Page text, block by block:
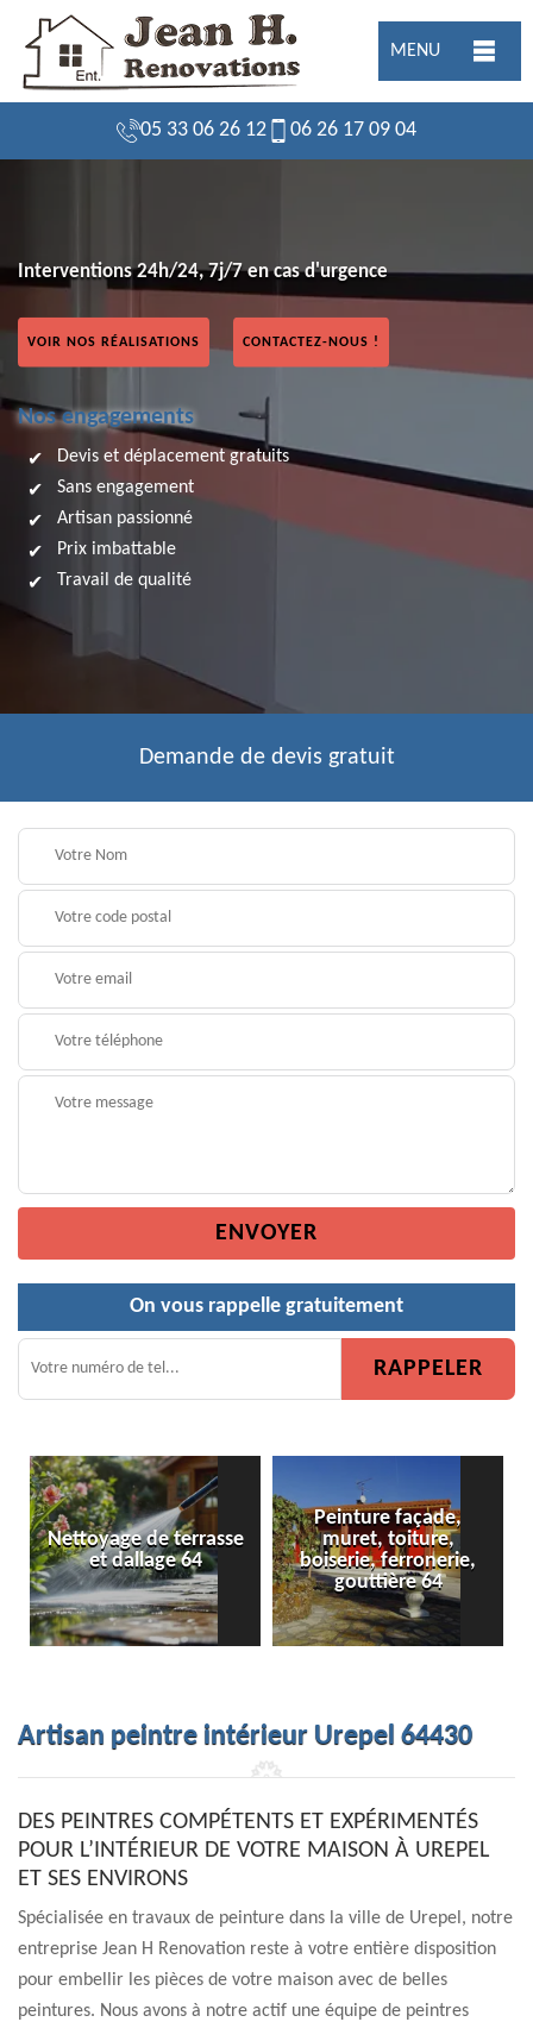
MENU
05 33 06 26 12 06 26 17 09 04
Interventions 24h/24, 7j/7 en cas d'urgence
VOIR NOS RÉALISATIONS CONTACTEZ-NOUS !
Nos engagements
Devis et déplacement gratuits
Sans engagement
Artisan passionné
Prix imbattable
Travail de qualité
Demande de devis gratuit
On vous rappelle gratuitement
de terrasse
64
Peinture façade,
muret, toiture,
boiserie, ferronerie,
gouttière 64
Peinture de
Artisan peintre intérieur Urepel 64430
DES PEINTRES COMPÉTENTS ET EXPÉRIMENTÉS
POUR L’INTÉRIEUR DE VOTRE MAISON À UREPEL
ET SES ENVIRONS
Spécialisée en travaux de peinture dans la ville de Urepel, notre
entreprise Jean H Renovation reste à votre entière disposition
pour embellir les pièces de votre maison avec de belles
peintures. Nous avons à notre actif une équipe de peintres